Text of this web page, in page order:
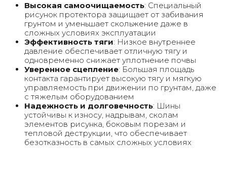
Высокая самоочищаемость: Специальный
рисунок протектора защищает от забивания
грунтом и уменьшает скольжение даже в
сложных условиях эксплуатации
Эффективность тяги: Низкое внутреннее
давление обеспечивает отличную тягу и
одновременно снижает уплотнение почвы
Уверенное сцепление: Большая площадь
контакта гарантирует высокую тягу и мягкую
управляемость при движении по грунтам, даже
с тяжелым оборудованием
Надежность и долговечность: Шины
устойчивы к износу, надрывам, сколам
элементов рисунка, боковым порезам и
тепловой деструкции, что обеспечивает
безотказность в самых сложных условиях